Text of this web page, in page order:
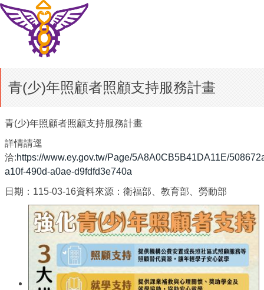
青(少)年照顧者照顧支持服務計畫
青(少)年照顧者照顧支持服務計畫
詳情請逕
洽:https://www.ey.gov.tw/Page/5A8A0CB5B41DA11E/
a10f-490d-a0ae-d9fdfd3e740a
日期：115-03-16資料來源：衛福部、教育部、勞動部